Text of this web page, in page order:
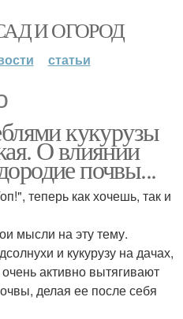
И ОГОРОД
статьи
кукурузы
О влиянии
почвы...
теперь как хочешь, так и
мысли на эту тему.
и кукурузу на дачах,
активно вытягивают
делая ее после себя